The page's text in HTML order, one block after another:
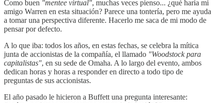
Como buen "mentee virtual", muchas veces pienso... ¿qué haría mi
amigo Warren en esta situación? Parece una tontería, pero me ayuda
a tomar una perspectiva diferente. Hacerlo me saca de mi modo de
pensar por defecto.
A lo que iba: todos los años, en estas fechas, se celebra la mítica
junta de accionistas de la compañía, el llamado "Woodstock para
capitalistas", en su sede de Omaha. A lo largo del evento, ambos
dedican horas y horas a responder en directo a todo tipo de
preguntas de sus accionistas.
El año pasado le hicieron a Buffett una pregunta interesante: